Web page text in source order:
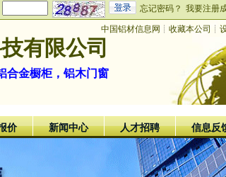
忘记密码？ 我要注册
中国铝材信息网 ┊ 收藏本公司 ┊
有限公司
合金橱柜，铝木门窗
价 新闻中心 人才招聘 信息反